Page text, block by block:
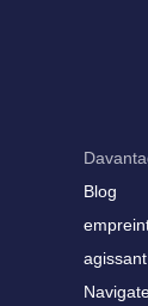
Blog
agissant